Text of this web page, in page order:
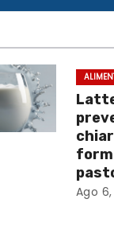
Ago